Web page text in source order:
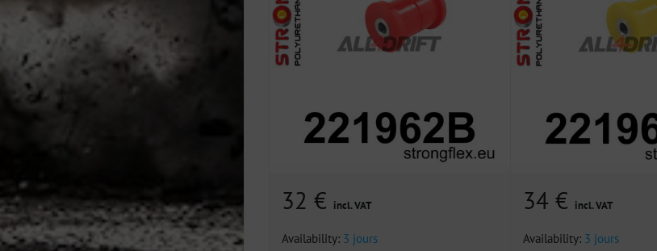
32 € incl. VAT
Availability: 3 jours
34 € incl. VAT
Availability: 3 jours